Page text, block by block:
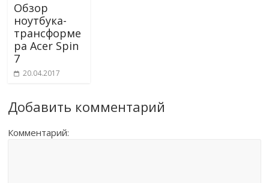
Обзор
ноутбука-
трансформе
ра Acer Spin
7
20.04.2017
Добавить комментарий
Комментарий: